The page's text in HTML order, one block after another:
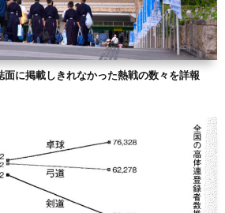
に掲載しきれなかった熱戦の数々を詳報